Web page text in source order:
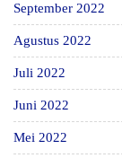
September 2022
Agustus 2022
Juli 2022
Juni 2022
Mei 2022